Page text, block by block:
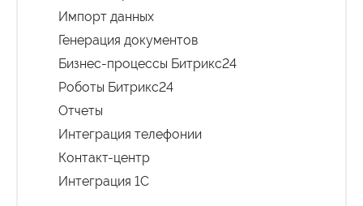
Импорт данных
Генерация документов
Бизнес-процессы Битрикс24
Роботы Битрикс24
Отчеты
Интеграция телефонии
Контакт-центр
Интеграция 1С